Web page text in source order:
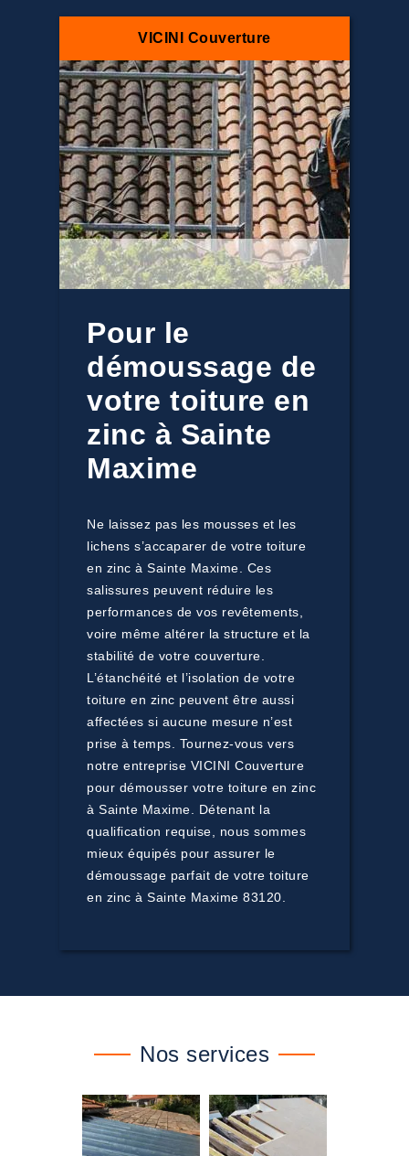
VICINI Couverture
Pour le
démoussage de
votre toiture en
zinc à Sainte
Maxime
Ne laissez pas les mousses et les
lichens s’accaparer de votre toiture
en zinc à Sainte Maxime. Ces
salissures peuvent réduire les
performances de vos revêtements,
voire même altérer la structure et la
stabilité de votre couverture.
L’étanchéité et l’isolation de votre
toiture en zinc peuvent être aussi
affectées si aucune mesure n’est
prise à temps. Tournez-vous vers
notre entreprise VICINI Couverture
pour démousser votre toiture en zinc
à Sainte Maxime. Détenant la
qualification requise, nous sommes
mieux équipés pour assurer le
démoussage parfait de votre toiture
en zinc à Sainte Maxime 83120.
Nos services